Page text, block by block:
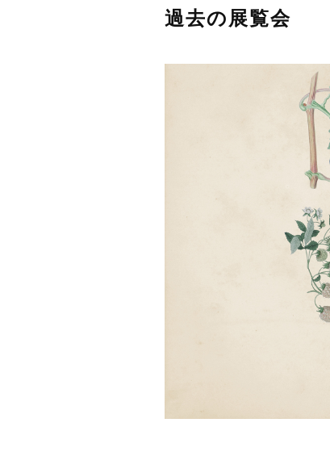
過去の展覧会